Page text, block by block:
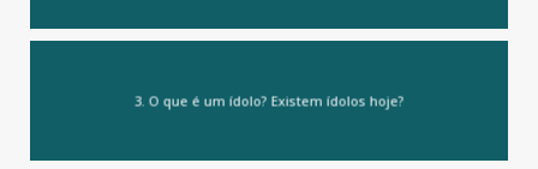
3. O que é um ídolo? Existem ídolos hoje?